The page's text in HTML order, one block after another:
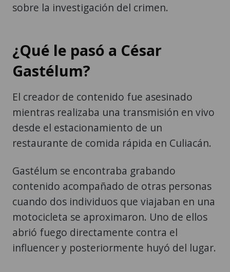
sobre la investigación del crimen.
¿Qué le pasó a César
Gastélum?
El creador de contenido fue asesinado
mientras realizaba una transmisión en vivo
desde el estacionamiento de un
restaurante de comida rápida en Culiacán.
Gastélum se encontraba grabando
contenido acompañado de otras personas
cuando dos individuos que viajaban en una
motocicleta se aproximaron. Uno de ellos
abrió fuego directamente contra el
influencer y posteriormente huyó del lugar.